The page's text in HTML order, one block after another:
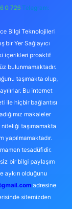
0 726 Telegram:
Bilgi Teknolojileri
bir Yer Sağlayıcı
içerikleri proaktif
bulunmamaktadır.
taşımakta olup,
Bu internet
ile hiçbir bağlantısı
makaleler
taşımamakta
yapılmamaktadır.
tesadüfidir.
bir bilgi paylaşım
aykırı olduğunu
adresine
sitemizden